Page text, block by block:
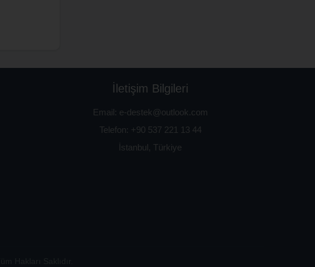
İletişim Bilgileri
Email: e-destek@outlook.com
Telefon: +90 537 221 13 44
İstanbul Türkiye